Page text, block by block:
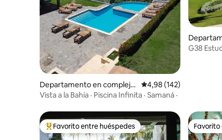
Departamento en complejo
residencial en Samaná
Calificación promedio:
4,98 (142)
Vista a la Bahía · Piscina Infinita · Samaná ·
G38
Favorito entre los huéspedes más destacados
Favorito entre huéspedes